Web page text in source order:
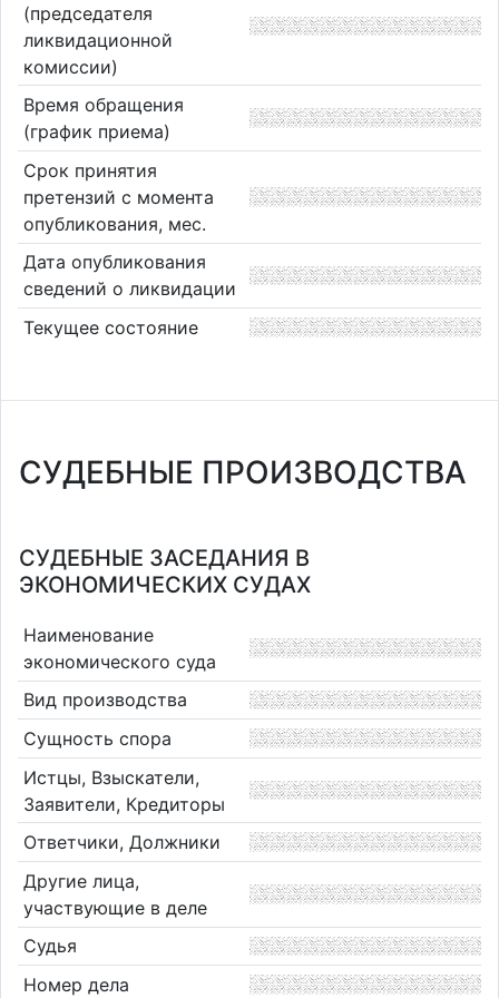
(председателя
ликвидационной
комиссии)
Время обращения
(график приема)
Срок принятия
претензий с момента
опубликования, мес.
Дата опубликования
сведений о ликвидации
Текущее состояние
СУДЕБНЫЕ ПРОИЗВОДСТВА
СУДЕБНЫЕ ЗАСЕДАНИЯ В
ЭКОНОМИЧЕСКИХ СУДАХ
Наименование
экономического суда
Вид производства
Сущность спора
Истцы, Взыскатели,
Заявители, Кредиторы
Ответчики, Должники
Другие лица,
участвующие в деле
Судья
Номер дела